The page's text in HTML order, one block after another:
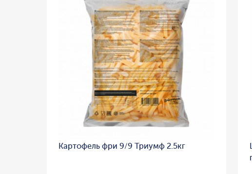
Картофель фри 9/9 Триумф 2.5кг